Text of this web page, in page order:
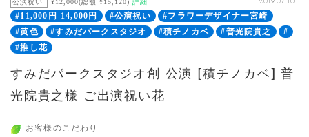
公演祝い ¥12,000(総額 ¥15,120) 詳細 2019.07.10
#11,000円-14,000円 #公演祝い
#フラワーデザイナー宮崎
#黄色
#すみだパークスタジオ #積チノカベ #普光院貴之
#
#推し花
すみだパークスタジオ創 公演 [積チノカベ] 普
光院貴之様 ご出演祝い花
お客様のこだわり